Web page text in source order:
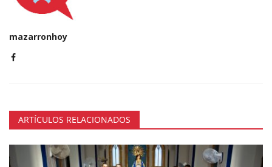
mazarronhoy
ARTÍCULOS RELACIONADOS